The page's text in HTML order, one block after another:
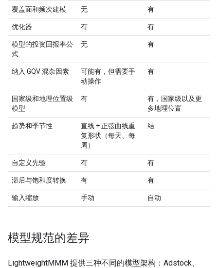
覆盖面和频次建模 无 有
优化器 有 有
模型的投资回报率公
式
无 有
纳入 GQV 混杂因素
可能有，但需要手
动操作
有
国家级和地理位置级
模型
有
有，国家级以及更
多地理位置
趋势和季节性
直线 + 正弦曲线重
复形状（每天、每
周）
结
自定义先验 有 有
滞后与饱和度转换 有 有
输入缩放 手动 自动
模型规范的差异
LightweightMMM 提供三种不同的模型架构：Adstock、